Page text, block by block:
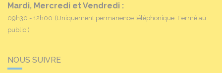
Mardi, Mercredi et Vendredi :
09h30 - 12h00 (Uniquement permanence téléphonique. Fermé au
public.)
NOUS SUIVRE